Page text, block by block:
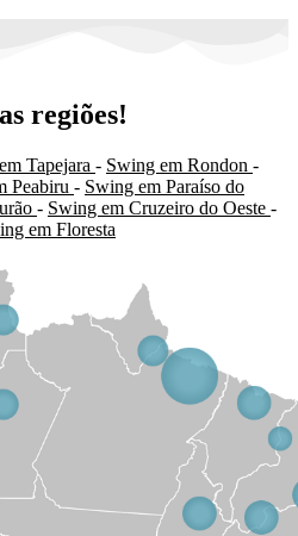
regiões!
Tapejara - Swing em Rondon -
Peabiru - Swing em Paraíso do
- Swing em Cruzeiro do Oeste -
em Floresta